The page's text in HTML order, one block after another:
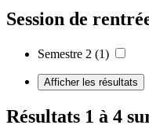
Session de
Semestre 2 (1)
Afficher les résultats
Résultats 1 à 4